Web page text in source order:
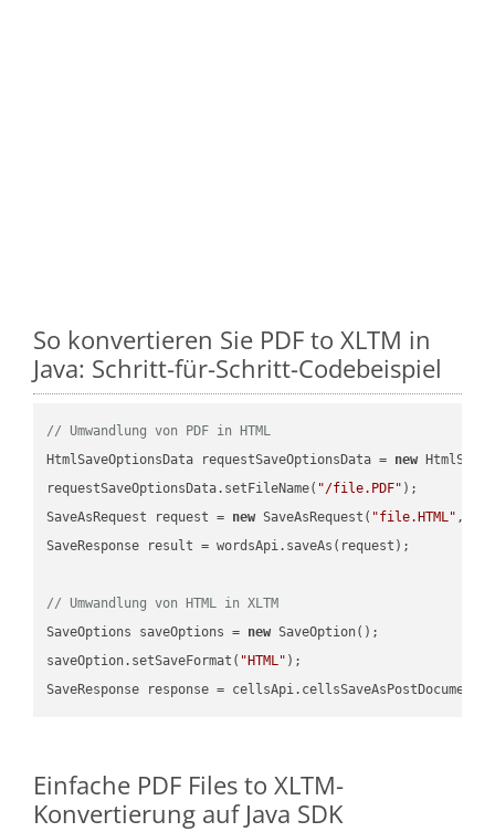
So konvertieren Sie PDF to XLTM in
Java: Schritt-für-Schritt-Codebeispiel
// Umwandlung von PDF in HTML
HtmlSaveOptionsData requestSaveOptionsData = new
requestSaveOptionsData.setFileName( "/file.PDF" );
SaveAsRequest request = new SaveAsRequest( "file.HTML"
SaveResponse result = wordsApi.saveAs(request);
// Umwandlung von HTML in XLTM
SaveOptions saveOptions = new SaveOption();
saveOption.setSaveFormat( "HTML" );
SaveResponse response =
Einfache PDF Files to XLTM-
Konvertierung auf Java SDK